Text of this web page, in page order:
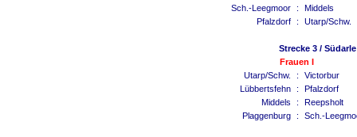
Sch.-Leegmoor
:
Middels
Pfalzdorf
: Utarp/Schw.
Strecke 3 /
Frauen I
Utarp/Schw.
:
Victorbur
Lübbertsfehn
:
Pfalzdorf
Middels
:
Reepsholt
Plaggenburg
: Sch.-